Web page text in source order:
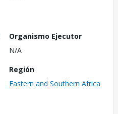
Organismo Ejecutor
N/A
Región
Eastern and Southern Africa